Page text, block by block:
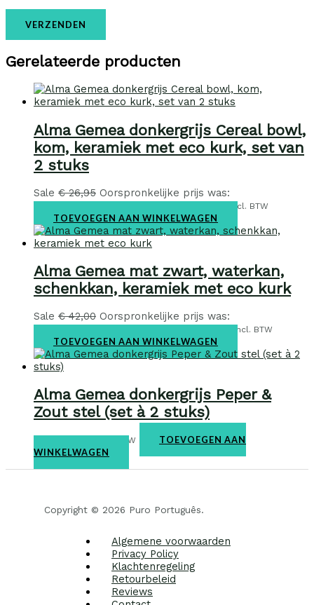
Gerelateerde producten
Alma Gemea donkergrijs Cereal bowl,
kom, keramiek met eco kurk, set van
2 stuks
Sale €26,95 Oorspronkelijke prijs was:
€ 26,95.€19,50Huidige prijs is: € 19,50. incl. BTW
TOEVOEGEN AAN WINKELWAGEN
Alma Gemea mat zwart, waterkan,
schenkkan, keramiek met eco kurk
Sale €42,00 Oorspronkelijke prijs was:
€ 42,00.€29,95Huidige prijs is: € 29,95. incl. BTW
TOEVOEGEN AAN WINKELWAGEN
Alma Gemea donkergrijs Peper &
Zout stel (set à 2 stuks)
incl. BTW
TOEVOEGEN AAN
WINKELWAGEN
Copyright © 2026 Puro Português.
Algemene voorwaarden
Privacy Policy
Klachtenregeling
Retourbeleid
Reviews